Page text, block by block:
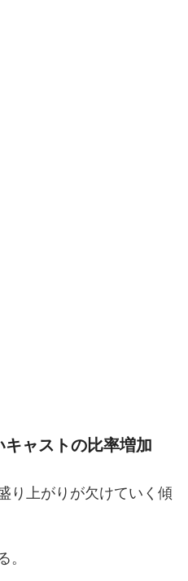
ャストの比率増加
り上がりが欠けていく傾
。